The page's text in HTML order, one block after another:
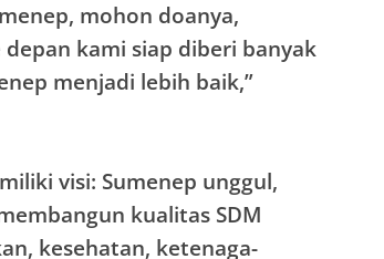
mohon doanya,
kami siap diberi banyak
menjadi lebih baik,”
visi: Sumenep unggul,
kualitas SDM
kesehatan, ketenaga-